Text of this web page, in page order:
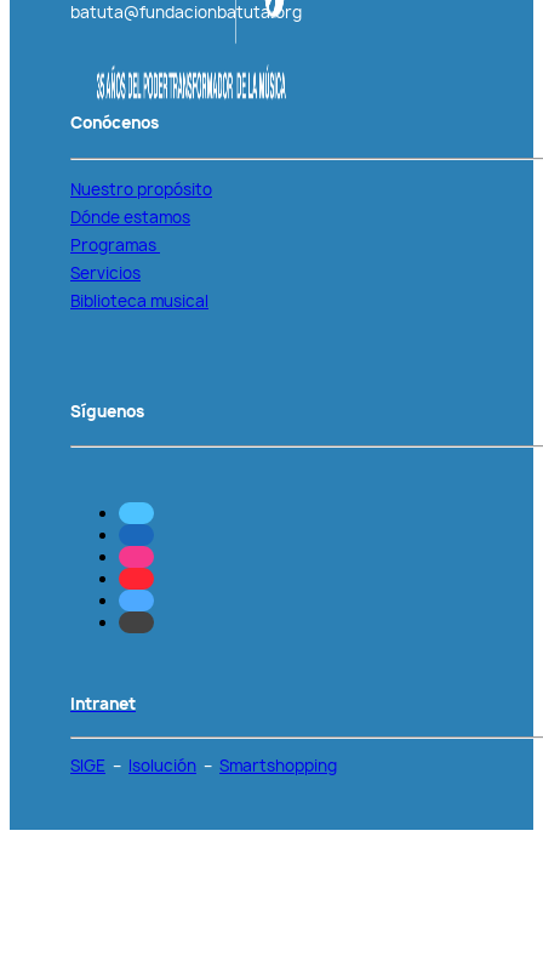
batuta@fundacionbatuta.org
Conócenos
Nuestro propósito
Dónde estamos
Programas
Servicios
Biblioteca musical
Síguenos
Intranet
SIGE – Isolución – Smartshopping